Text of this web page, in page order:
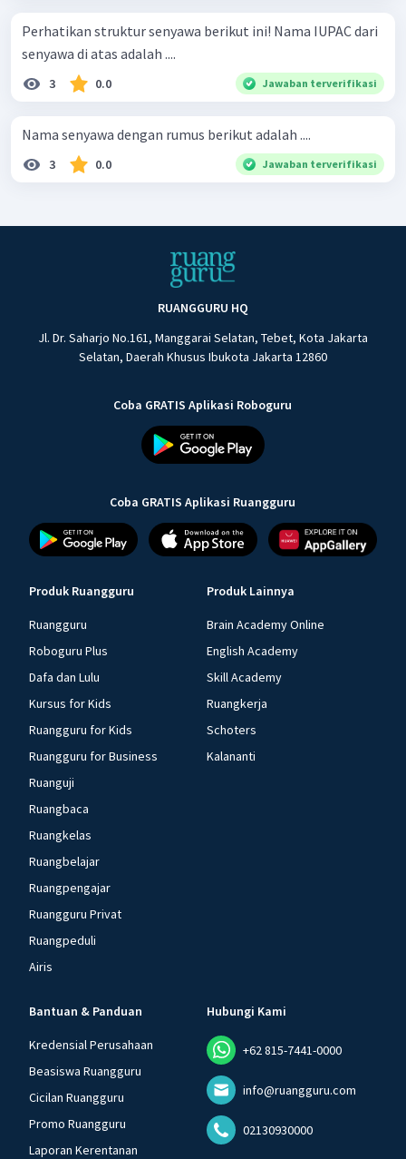
Perhatikan struktur senyawa berikut ini! Nama IUPAC dari
senyawa di atas adalah ....
3 0.0 Jawaban terverifikasi
Nama senyawa dengan rumus berikut adalah ....
3 0.0 Jawaban terverifikasi
RUANGGURU HQ
Jl. Dr. Saharjo No.161, Manggarai Selatan, Tebet, Kota Jakarta
Selatan, Daerah Khusus Ibukota Jakarta 12860
Coba GRATIS Aplikasi Roboguru
Coba GRATIS Aplikasi Ruangguru
Produk Ruangguru
Ruangguru
Roboguru Plus
Dafa dan Lulu
Kursus for Kids
Ruangguru for Kids
Ruangguru for Business
Ruanguji
Ruangbaca
Ruangkelas
Ruangbelajar
Ruangpengajar
Ruangguru Privat
Ruangpeduli
Airis
Produk Lainnya
Brain Academy Online
English Academy
Skill Academy
Ruangkerja
Schoters
Kalananti
Bantuan & Panduan
Kredensial Perusahaan
Beasiswa Ruangguru
Cicilan Ruangguru
Promo Ruangguru
Laporan Kerentanan
Hubungi Kami
+62 815-7441-0000
info@ruangguru.com
02130930000